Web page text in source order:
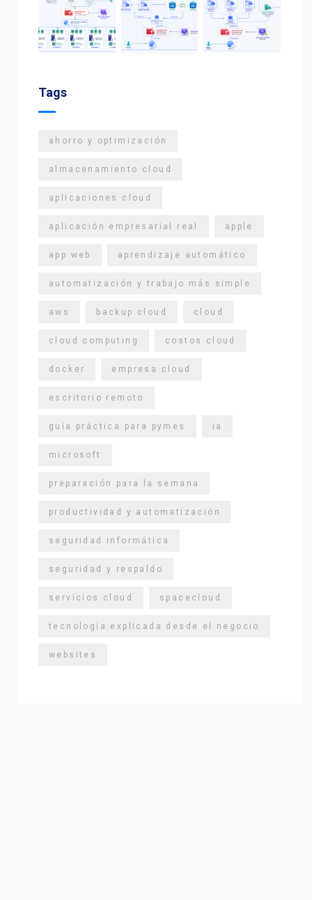
Tags
ahorro y optimización
almacenamiento cloud
aplicaciones cloud
aplicación empresarial real apple
app web aprendizaje automático
automatización y trabajo más simple
aws backup cloud cloud
cloud computing costos cloud
docker empresa cloud
escritorio remoto
guía práctica para pymes ia
microsoft
preparación para la semana
productividad y automatización
seguridad informática
seguridad y respaldo
servicios cloud spacecloud
tecnología explicada desde el negocio
websites